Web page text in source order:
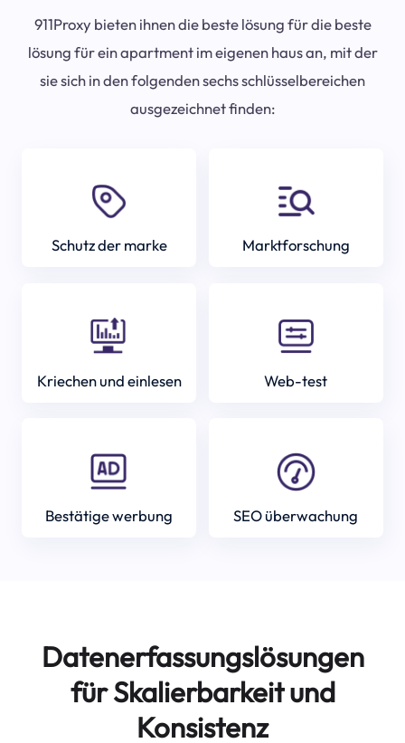
911Proxy bieten ihnen die beste lösung für die beste
lösung für ein apartment im eigenen haus an, mit der
sie sich in den folgenden sechs schlüsselbereichen
ausgezeichnet finden:
Schutz der marke Marktforschung
Kriechen und einlesen Web-test
Bestätige werbung SEO überwachung
Datenerfassungslösungen
für Skalierbarkeit und
Konsistenz